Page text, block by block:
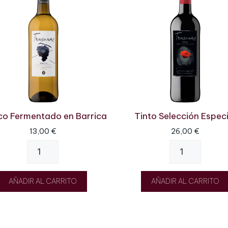
Fermentado en Barrica
13,00 €
AÑADIR AL CARRITO
Tinto Selección
26,00 €
AÑADIR AL CARRITO